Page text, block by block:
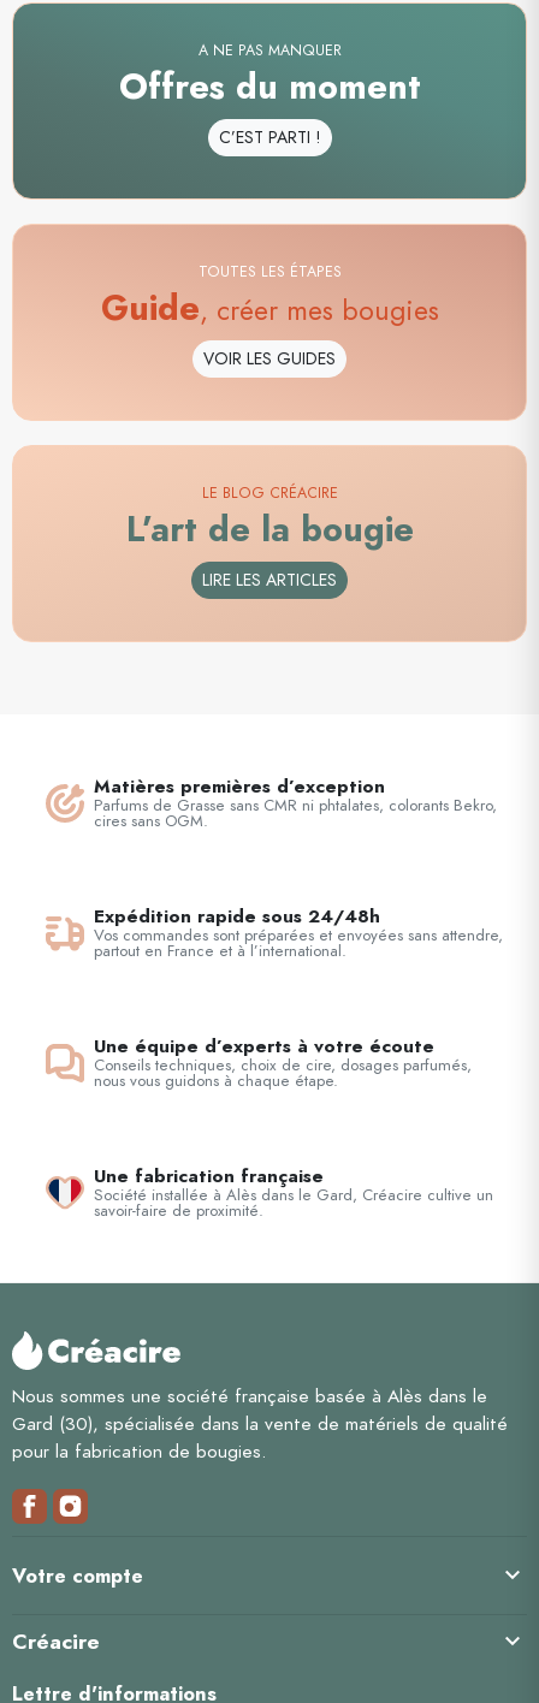
A NE PAS MANQUER
Offres du moment
C’EST PARTI !
TOUTES LES ÉTAPES
Guide, créer mes bougies
VOIR LES GUIDES
LE BLOG CRÉACIRE
L’art de la bougie
LIRE LES ARTICLES
Matières premières d’exception
Parfums de Grasse sans CMR ni phtalates, colorants Bekro,
cires sans OGM.
Expédition rapide sous 24/48h
Vos commandes sont préparées et envoyées sans attendre,
partout en France et à l’international.
Une équipe d’experts à votre écoute
Conseils techniques, choix de cire, dosages parfumés,
nous vous guidons à chaque étape.
Une fabrication française
Société installée à Alès dans le Gard, Créacire cultive un
savoir-faire de proximité.
Nous sommes une société française basée à Alès dans le
Gard (30), spécialisée dans la vente de matériels de qualité
pour la fabrication de bougies.
Votre compte 
Créacire 
Lettre d'informations